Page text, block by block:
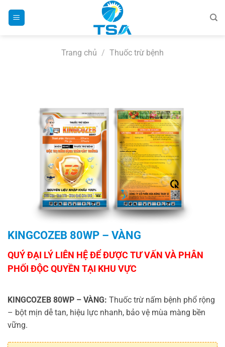
Trang chủ / Thuốc trừ bệnh
KINGCOZEB 80WP – VÀNG
KINGCOZEB 80WP – VÀNG: Thuốc trừ nấm bệnh phổ rộng
– bột mịn dễ tan, hiệu lực nhanh, bảo vệ mùa màng bền
vững.